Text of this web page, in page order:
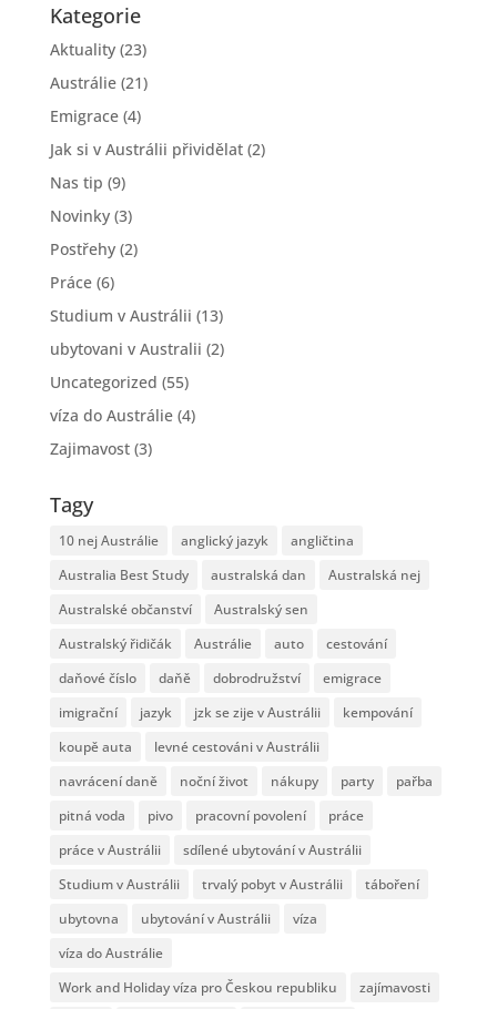
Kategorie
Aktuality(23)
Austrálie(21)
Emigrace(4)
Jak si v Austrálii přividělat(2)
Nas tip (9)
Novinky(3)
Postřehy(2)
Práce(6)
Studium v Austrálii (13)
ubytovani v Australii (2)
Uncategorized (55)
víza do Austrálie(4)
Zajimavost(3)
Tagy
10 nej Austrálie anglický jazyk
angličtina
Australia Best Study
australská dan
Australská nej
Australské občanství
Australský sen
Australský řidičák
Austrálie auto
cestování
daňové číslo
daňě dobrodružství
emigrace
imigrační
jazyk jzk se zije v Austrálii
kempování
koupě auta
levné cestováni v Austrálii
navrácení daně
noční život nákupy party
pařba
pitná voda
pivo pracovní povolení
práce
práce v Austrálii
sdílené ubytování v Austrálii
Studium v Austrálii
trvalý pobyt v Austrálii
táboření
ubytovna
ubytování v Austrálii
víza
víza do Austrálie
Work and Holiday víza pro Českou republiku
zajímavosti